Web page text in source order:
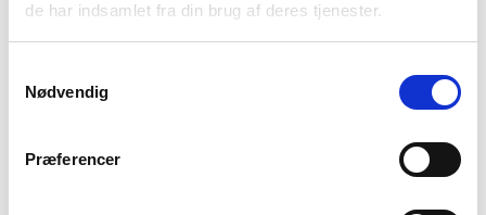
de har indsamlet fra din brug af deres tjenester.
Nødvendig
Præferencer
Delta-P, Pumpe og Kompressor Systemer AS
kan derfor ikke generere figuren for denne